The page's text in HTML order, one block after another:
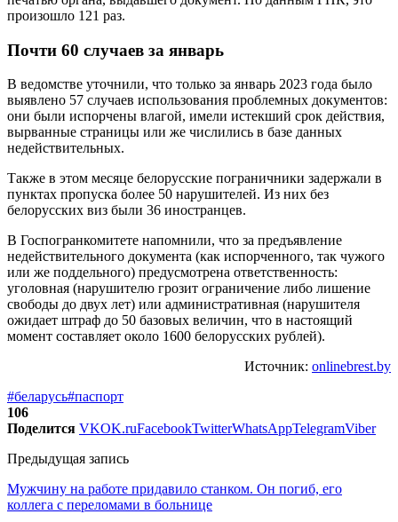
произошло 121 раз.
Почти 60 случаев за январь
В ведомстве уточнили, что только за январь 2023 года было
выявлено 57 случаев использования проблемных документов:
они были испорчены влагой, имели истекший срок действия,
вырванные страницы или же числились в базе данных
недействительных.
Также в этом месяце белорусские пограничники задержали в
пунктах пропуска более 50 нарушителей. Из них без
белорусских виз были 36 иностранцев.
В Госпогранкомитете напомнили, что за предъявление
недействительного документа (как испорченного, так чужого
или же поддельного) предусмотрена ответственность:
уголовная (нарушителю грозит ограничение либо лишение
свободы до двух лет) или административная (нарушителя
ожидает штраф до 50 базовых величин, что в настоящий
момент составляет около 1600 белорусских рублей).
Источник: onlinebrest.by
#беларусь#паспорт
106
Поделится VKOK.ruFacebookTwitterWhatsAppTelegramViber
Предыдущая запись
Мужчину на работе придавило станком. Он погиб, его
коллега с переломами в больнице